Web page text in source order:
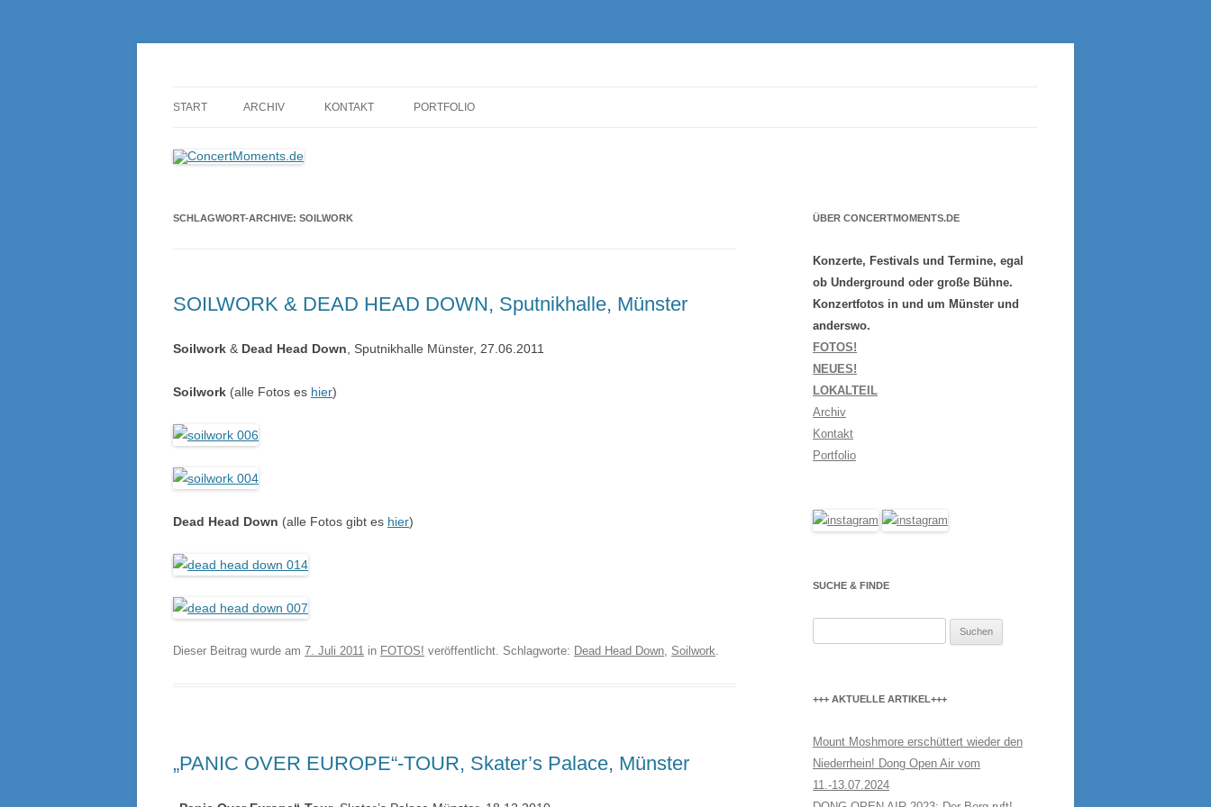
START ARCHIV KONTAKT PORTFOLIO
SCHLAGWORT-ARCHIVE: SOILWORK
SOILWORK & DEAD HEAD DOWN, Sputnikhalle, Münster
Soilwork & Dead Head Down , Sputnikhalle Münster, 27.06.2011
Soilwork (alle Fotos es hier)
Dead Head Down (alle Fotos gibt es hier)
Dieser Beitrag wurde am 7. Juli 2011 in FOTOS! veröffentlicht. Schlagworte: Dead Head Down, Soilwork.
„PANIC OVER EUROPE“-TOUR, Skater’s Palace, Münster
ÜBER CONCERTMOMENTS.DE
Konzerte, Festivals und Termine, egal
ob Underground oder große Bühne.
Konzertfotos in und um Münster und
anderswo.
FOTOS!
NEUES!
LOKALTEIL
Archiv
Kontakt
Portfolio
SUCHE & FINDE
+++ AKTUELLE ARTIKEL+++
Mount Moshmore erschüttert wieder den
Niederrhein! Dong Open Air vom
11.-13.07.2024